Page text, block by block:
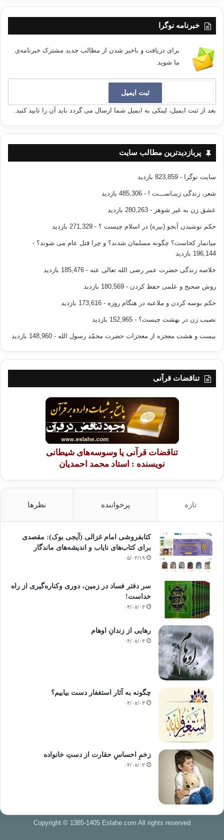
خبرنامه نوگرا
برای دریافت و باخبر شدن از مطالب جدید مشترک خبرنامه‌ی
ما شوید.
بعد از ثبت ایمیل، لینکی به ایمیل شما ارسال می گردد باید آن را تایید کنید.
پربازدیدترین مطالب سایت
سایت نوگرا - 823,859 بازدید
شعر، زندگی زیبـاســـت ! - 485,306 بازدید
عشق زن به غیر شوهر - 280,263 بازدید
حکم نوشیدن آبجو (بیره) در اسلام چیست ؟ - 271,329 بازدید
میانمار کجاست؟ چگونه مسلمان شدند؟ و چرا قتل عام می شوند؟ -
196,144 بازدید
خلاصه زندگی حضرت عمر رضی الله تعالی عنه - 185,476 بازدید
روش صحیح و علمی حفظ کردن - 180,569 بازدید
حکم بوسه کردن و ملاعبه در هنگام روزه - 173,616 بازدید
نصیب زن در بهشت چیست؟ - 152,965 بازدید
بیست و هشت معجزه از معجزات حضرت محمّد رسول الله - 148,960 بازدید
تناقضات قرآنی
تناقضات قرآنی یا وسوسه‌های شیطانی
نویسنده : استاد محمد احمدیان
تازه پرخواننده نظرها
کتابفروشی امام غزالی (آیجی بوک): مقصدی
برای کتاب‌های نایاب و اندیشه‌های ماندگار
۰۵/۰۳/۱۹
سر دفتر فساد در زمین‌، دوری وکناره‌گیری از راه
خداست‌!
۰۴/۰۸/۰۳
رهایی از زندانِ اوهام
۰۴/۰۸/۰۳
چگونه به آثار استغفار دست بیابیم؟
۰۴/۰۸/۰۳
زخمِ احساسِ حقارت از دستِ خانواده
۰۴/۰۸/۰۳
Copyright © 1385-1405 Eslahe.com All rights reserved